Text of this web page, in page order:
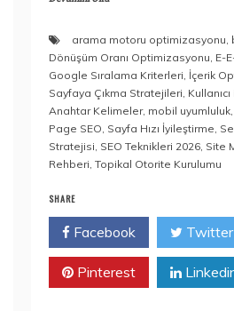
arama motoru optimizasyonu
Dönüşüm Oranı Optimizasyonu E-
Google Sıralama Kriterleri İçerik
Sayfaya Çıkma Stratejileri
Anahtar Kelimeler, mobil uyumluluk
Page SEO Sayfa Hızı İyileştirme
Stratejisi SEO Teknikleri 2026 Site
Rehberi Topikal Otorite Kurulumu
SHARE
Facebook Twitter
Pinterest